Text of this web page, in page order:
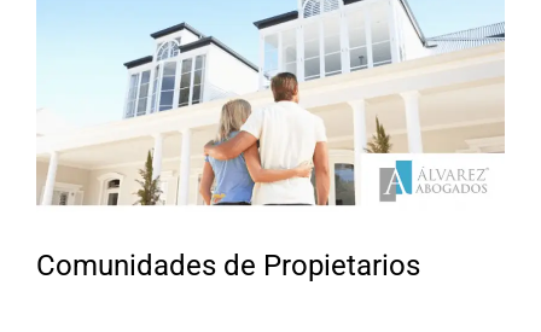
Comunidades de Propietarios